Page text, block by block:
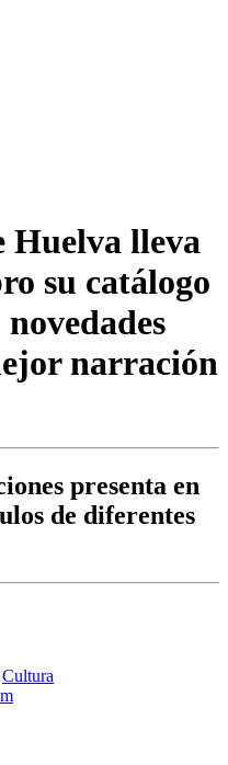
Huelva lleva
su catálogo
narración
presenta en
de diferentes
Cultura